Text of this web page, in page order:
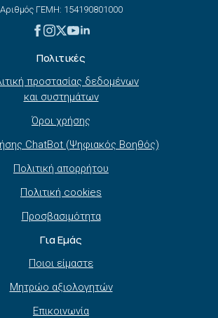
Αριθμός ΓΕΜΗ: 154190801000
Πολιτικές
προστασίας δεδομένων
και συστημάτων
Όροι χρήσης
ChatBot (Ψηφιακός Βοηθός)
Πολιτική απορρήτου
Πολιτική cookies
Προσβασιμότητα
Για Εμάς
Ποιοι είμαστε
Μητρώο αξιολογητών
Επικοινωνία